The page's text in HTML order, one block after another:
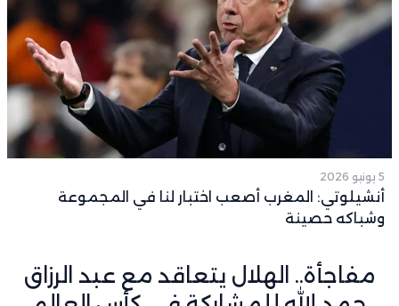
5 يونيو 2026
أنشيلوتي: المغرب أصعب اختبار لنا في المجموعة
وشباكه حصينة
مفاجأة.. الهلال يتعاقد مع عبد الرزاق